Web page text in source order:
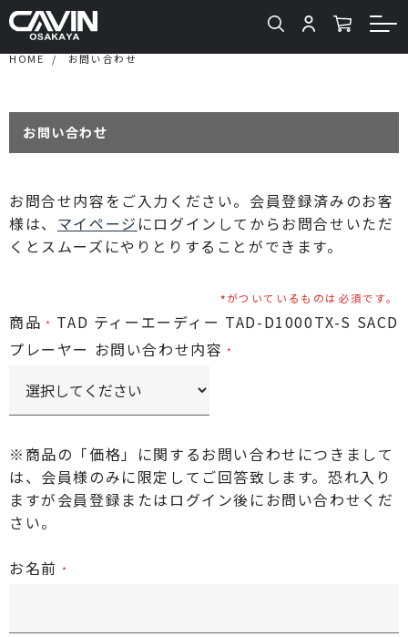
HOME お問い合わせ
お問い合わせ
お問合せ内容をご入力ください。会員登録済みのお客
様は、 マイページ にログインしてからお問合せいただ
くとスムーズにやりとりすることができます。
がついているものは必須です。
商品
TAD ティーエーディー TAD-D1000TX-S SACD
プレーヤー お問い合わせ内容
※商品の「価格」に関するお問い合わせにつきまして
は、会員様のみに限定してご回答致します。恐れ入り
ますが会員登録またはログイン後にお問い合わせくだ
さい。
お名前